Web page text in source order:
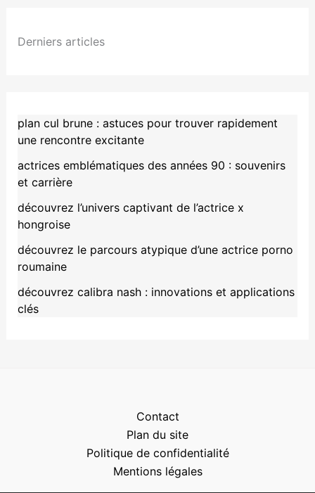
Derniers articles
plan cul brune : astuces pour trouver rapidement
une rencontre excitante
actrices emblématiques des années 90 : souvenirs
et carrière
découvrez l’univers captivant de l’actrice x
hongroise
découvrez le parcours atypique d’une actrice porno
roumaine
découvrez calibra nash : innovations et applications
clés
Contact
Plan du site
Politique de confidentialité
Mentions légales